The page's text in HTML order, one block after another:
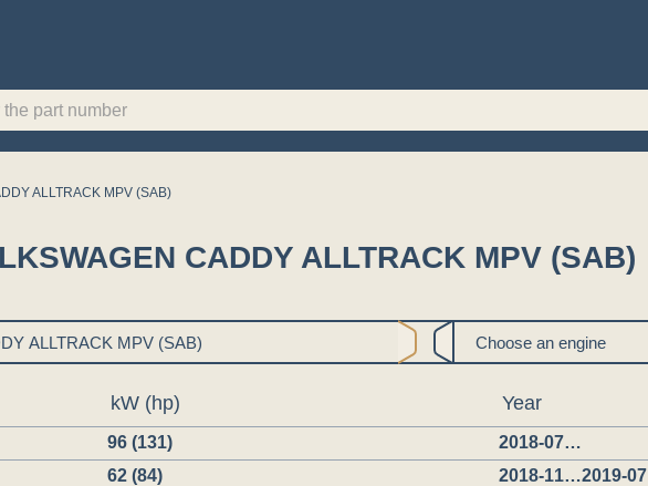
ALLTRACK MPV (SAB)
CADDY ALLTRACK MPV (SAB)
kW (hp) Year
96 (131)
2018-07…
62 (84)
2018-11…2019-07